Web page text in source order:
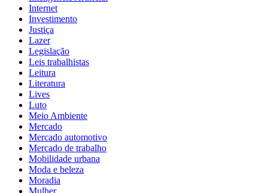
Internet
Investimento
Justiça
Lazer
Legislação
Leis trabalhistas
Leitura
Literatura
Lives
Luto
Meio Ambiente
Mercado
Mercado automotivo
Mercado de trabalho
Mobilidade urbana
Moda e beleza
Moradia
Mulher